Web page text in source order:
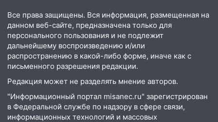
18:14 Прогноз погоды на 6 августа в
Ульяновской области
18:00 Мотофристайл, рок и силовой
экстрим: в Ульяновске пройдет
большой фестиваль «Наше время»
17:30
Где есть бензин в Ульяновске 5
августа после рабочего дня: список АЗС
17:05 «Обыск» по видеосвязи: в
Все права защищены. Вся информация, размещенная на
данном веб-сайте, предназначена только для
персонального пользования и не подлежит
дальнейшему воспроизведению и/или
распространению в какой-либо форме, иначе как с
письменного разрешения редакции.
Редакция может не разделять мнение авторов.
"Информационный портал misanec.ru" зарегистрирован
в Федеральной службе по надзору в сфере связи,
информационных технологий и массовых